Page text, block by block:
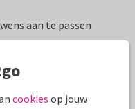
aan te passen
Lidy
cookies op jouw